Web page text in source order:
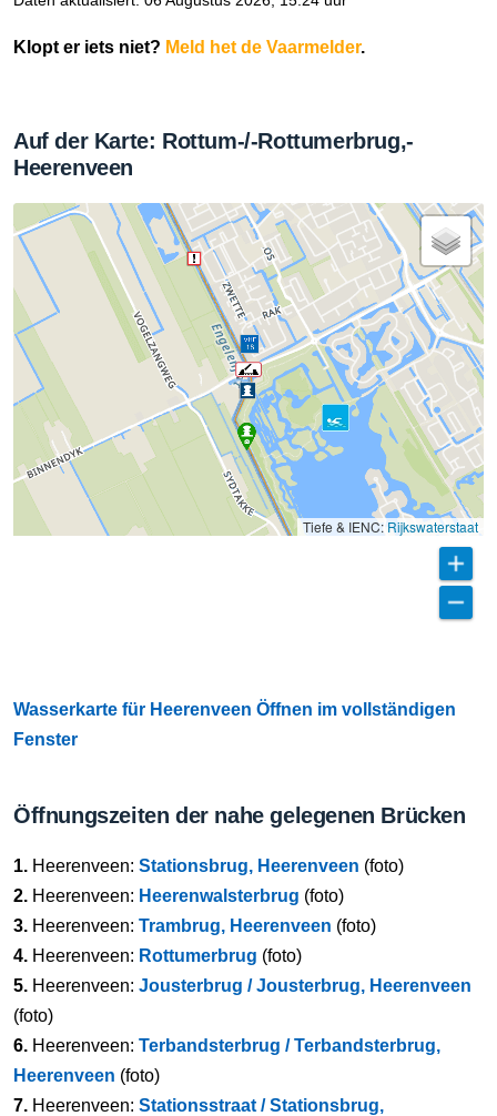
Klopt er iets niet? Meld het de Vaarmelder.
Auf der Karte: Rottum-/-Rottumerbrug,-
Heerenveen
Tiefe & IENC: Rijkswaterstaat
Wasserkarte für Heerenveen Öffnen im vollständigen
Fenster
Öffnungszeiten der nahe gelegenen Brücken
1. Heerenveen: Stationsbrug, Heerenveen (foto)
2. Heerenveen: Heerenwalsterbrug (foto)
3. Heerenveen: Trambrug, Heerenveen (foto)
4. Heerenveen: Rottumerbrug (foto)
5. Heerenveen: Jousterbrug / Jousterbrug, Heerenveen
(foto)
6. Heerenveen: Terbandsterbrug / Terbandsterbrug,
Heerenveen (foto)
7. Heerenveen: Stationsstraat / Stationsbrug,